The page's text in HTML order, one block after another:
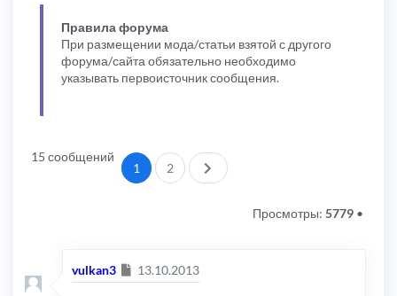
Правила форума
При размещении мода/статьи взятой с другого
форума/сайта обязательно необходимо
указывать первоисточник сообщения.
15 сообщений
1 2 След.
Просмотры: 5779 •
vulkan3 Сообщение
13.10.2013